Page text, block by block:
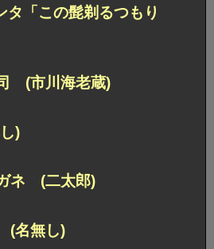
タ「この髭剃るつもり
(市川海老蔵)
)
ネ (二太郎)
(名無し)